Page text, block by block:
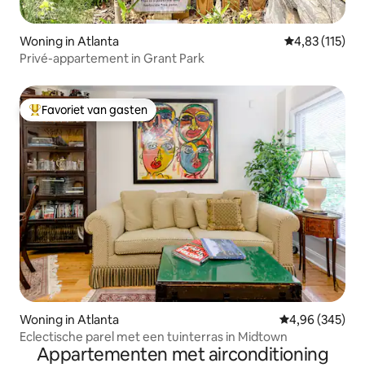
Woning in Atlanta Gemiddelde
4,83 (115)
Privé-appartement in Grant Park
Topfavoriet van gasten
Favoriet van gasten
Woning in Atlanta Gemiddelde
4,96 (345)
Eclectische parel met een tuinterras in Midtown
Appartementen met airconditioning